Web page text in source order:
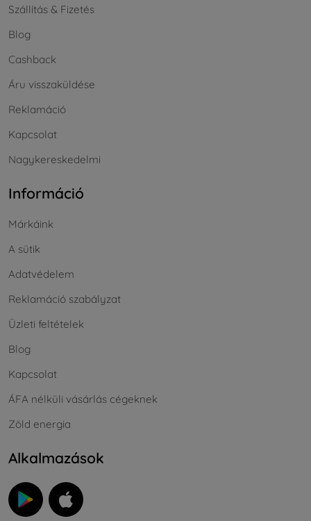
Szállítás & Fizetés
Blog
Cashback
Áru visszaküldése
Reklamáció
Kapcsolat
Nagykereskedelmi
Információ
Márkáink
A sütik
Adatvédelem
Reklamáció szabályzat
Üzleti feltételek
Blog
Kapcsolat
ÁFA nélküli vásárlás cégeknek
Zöld energia
Alkalmazások